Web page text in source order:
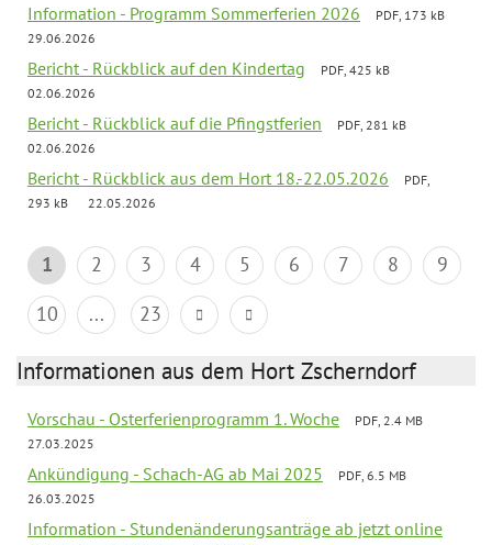
Information - Programm Sommerferien 2026
PDF, 173 kB
29.06.2026
Bericht - Rückblick auf den Kindertag
PDF, 425 kB
02.06.2026
Bericht - Rückblick auf die Pfingstferien
PDF, 281 kB
02.06.2026
Bericht - Rückblick aus dem Hort 18.-22.05.2026
PDF,
293 kB
22.05.2026
1 2 3 4 5 6 7 8
9
10
... 23
Informationen aus dem Hort Zscherndorf
Vorschau - Osterferienprogramm 1. Woche
PDF, 2.4 MB
27.03.2025
Ankündigung - Schach-AG ab Mai 2025
PDF, 6.5 MB
26.03.2025
Information - Stundenänderungsanträge ab jetzt online